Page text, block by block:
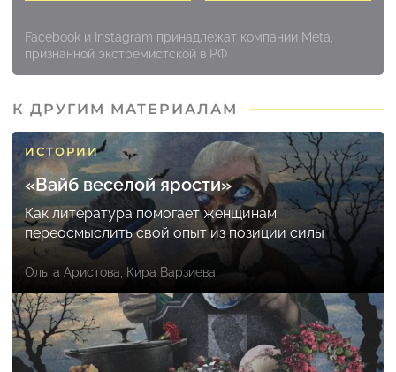
Facebook и Instagram принадлежат компании Meta,
признанной экстремистской в РФ
К ДРУГИМ МАТЕРИАЛАМ
ИСТОРИИ
«Вайб веселой ярости»
Как литература помогает женщинам
переосмыслить свой опыт из позиции силы
Ольга Аристова Кира Варзиева